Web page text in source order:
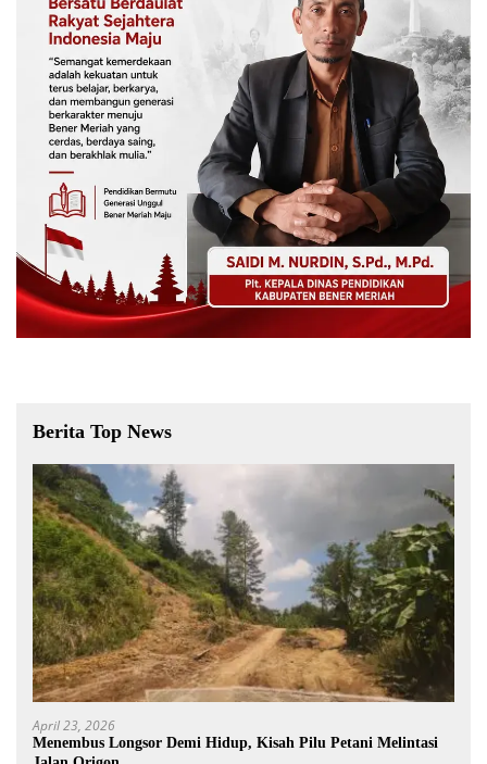
Berita Top News
April 23, 2026
Menembus Longsor Demi Hidup, Kisah Pilu Petani Melintasi